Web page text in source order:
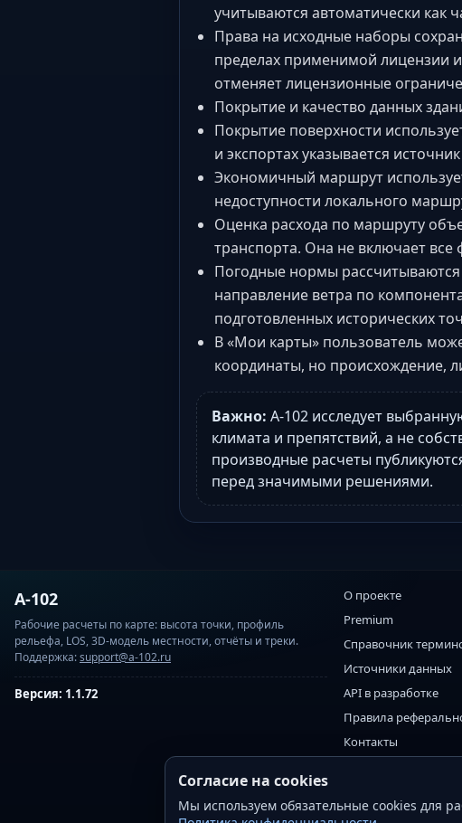
учитываются автоматически как
Права на исходные наборы
пределах применимой лицензии
отменяет лицензионные
Покрытие и качество данных
Покрытие поверхности
и экспортах указывается
Экономичный маршрут
недоступности локального
Оценка расхода по маршруту
транспорта. Она не включает
Погодные нормы рассчитываются
направление ветра по
подготовленных исторических
В «Мои карты» пользователь
координаты, но происхождение,
Важно: A-102 исследует
климата и препятствий, а не
производные расчеты
перед значимыми решениями.
A-102
Рабочие расчеты по карте: высота точки, профиль
рельефа, LOS, 3D-модель местности, отчёты и треки.
Поддержка:support@a-102.ru
Версия: 1.1.72
О проекте
Premium
Справочник
Источники данных
API в разработке
Правила
Контакты
Политика
Согласие на cookies
Мы используем обязательные cookies для